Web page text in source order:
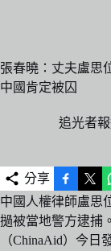
張春曉：丈夫盧思
中國肯定被囚
追光者
分享
中國人權律師盧思
撾被當地警方逮捕
（ChinaAid）今日